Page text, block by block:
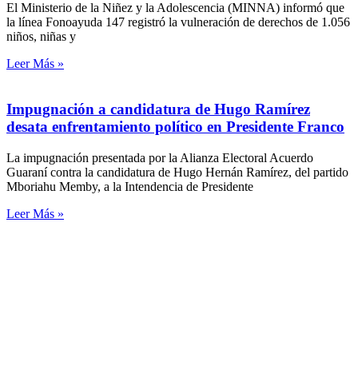
El Ministerio de la Niñez y la Adolescencia (MINNA) informó que
la línea Fonoayuda 147 registró la vulneración de derechos de 1.056
niños, niñas y
Leer Más »
Impugnación a candidatura de Hugo Ramírez
desata enfrentamiento político en Presidente Franco
La impugnación presentada por la Alianza Electoral Acuerdo
Guaraní contra la candidatura de Hugo Hernán Ramírez, del partido
Mboriahu Memby, a la Intendencia de Presidente
Leer Más »